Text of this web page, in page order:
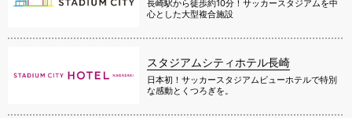
長崎駅から徒歩約10分！サッカースタジアムを中
心とした大型複合施設
スタジアムシティホテル長崎
日本初！サッカースタジアムビューホテルで特別
な感動とくつろぎを。